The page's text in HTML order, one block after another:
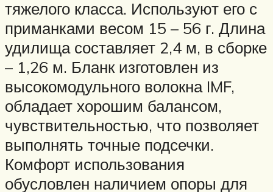
тяжелого класса. Используют его с
приманками весом 15 – 56 г. Длина
удилища составляет 2,4 м, в сборке
– 1,26 м. Бланк изготовлен из
высокомодульного волокна IMF,
обладает хорошим балансом,
чувствительностью, что позволяет
выполнять точные подсечки.
Комфорт использования
обусловлен наличием опоры для